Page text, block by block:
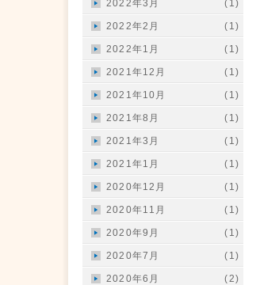
2022年3月 (1)
2022年2月 (1)
2022年1月 (1)
2021年12月 (1)
2021年10月 (1)
2021年8月 (1)
2021年3月 (1)
2021年1月 (1)
2020年12月 (1)
2020年11月 (1)
2020年9月 (1)
2020年7月 (1)
2020年6月 (2)